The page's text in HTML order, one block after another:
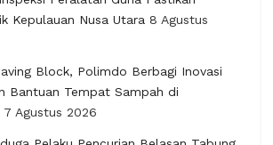
Kepulauan Nusa Utara 8 Agustus
Block, Polimdo Berbagi Inovasi
Bantuan Tempat Sampah di
7 Agustus 2026